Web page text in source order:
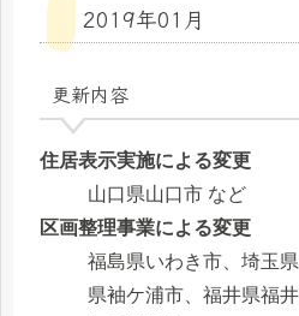
2019年01月
更新内容
住居表示実施による変更
山口県山口市 など
区画整理事業による変更
福島県いわき市、埼玉
県袖ケ浦市、福井県福